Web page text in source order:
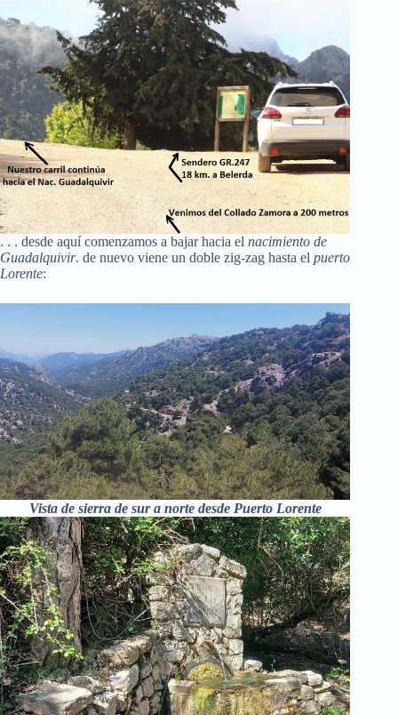
. . . desde aquí comenzamos a bajar hacia el nacimiento de
Guadalquivir. de nuevo viene un doble zig-zag hasta el puerto
Lorente:
Vista de sierra de sur a norte desde Puerto Lorente